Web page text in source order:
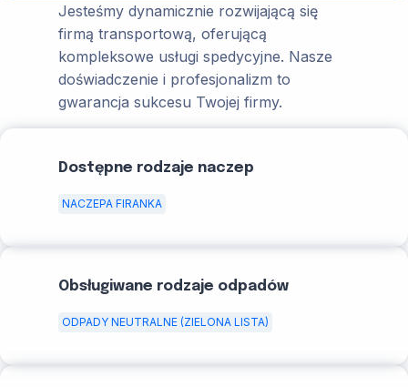
Jesteśmy dynamicznie rozwijającą się
firmą transportową, oferującą
kompleksowe usługi spedycyjne. Nasze
doświadczenie i profesjonalizm to
gwarancja sukcesu Twojej firmy.
Dostępne rodzaje naczep
NACZEPA FIRANKA
Obsługiwane rodzaje odpadów
ODPADY NEUTRALNE (ZIELONA LISTA)